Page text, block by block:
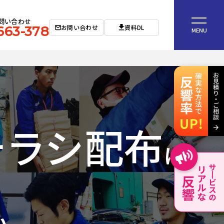
い合わせ
378 お問い合わせ 資料DL MENU
シ配布は